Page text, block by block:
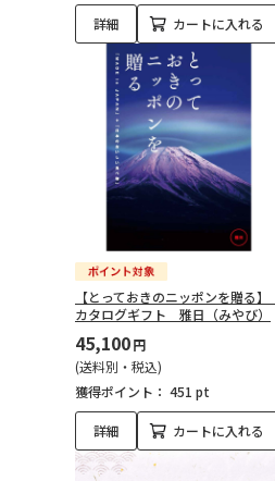
詳細 カートに入れる
【とっておきのニッポンを贈る】
カタログギフト 雅日（みやび）
45,100円
(送料別・税込)
獲得ポイント： 451 pt
詳細 カートに入れる